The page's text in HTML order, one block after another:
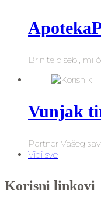
Brinite o sebi, mi
Vunjak
Partner Vašeg
Vidi sve
Korisni linkovi